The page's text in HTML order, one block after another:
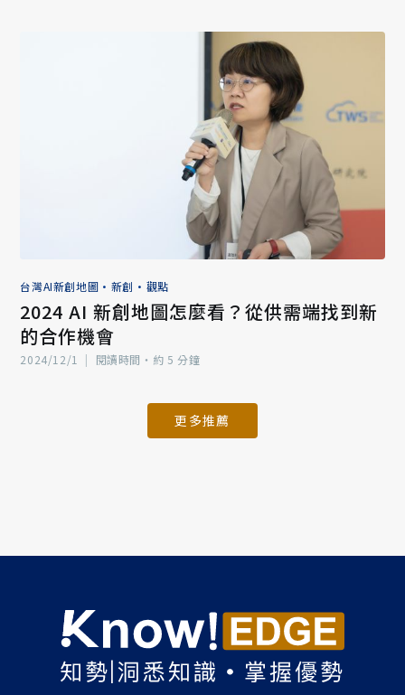
台灣AI新創地圖 • 新創 • 觀點
2024 AI 新創地圖怎麼看？從供需端找到新
的合作機會
2024/12/1 | 閱讀時間‧約 5 分鐘
更多推薦